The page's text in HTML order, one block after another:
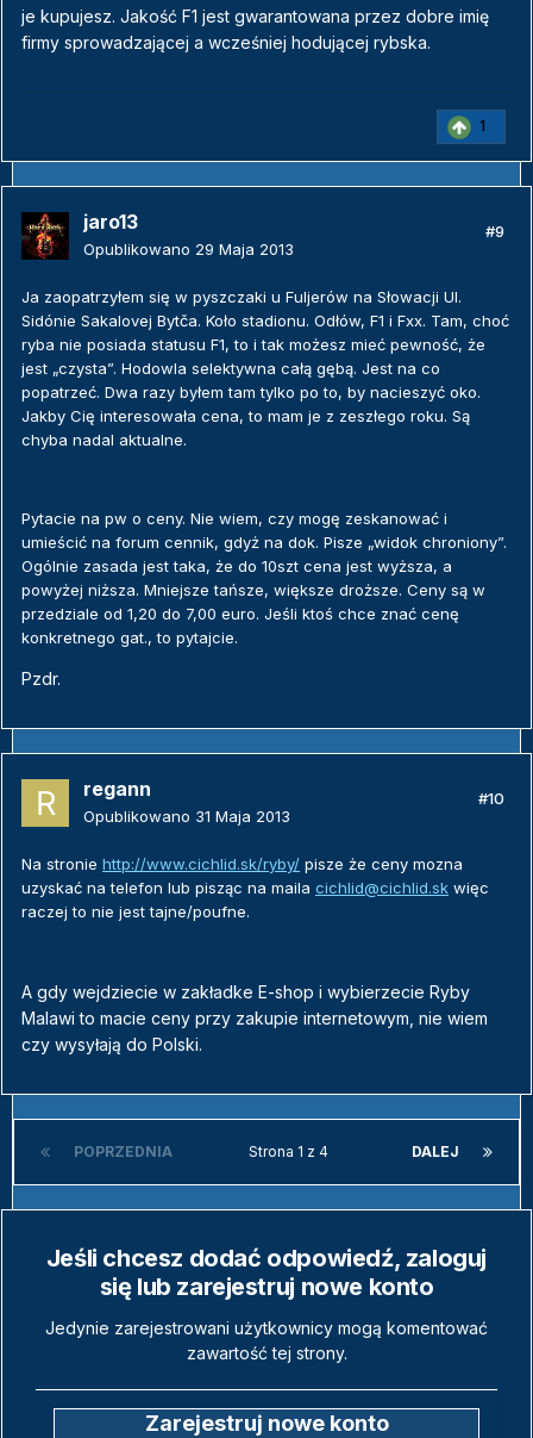
je kupujesz. Jakość F1 jest gwarantowana przez dobre imię
firmy sprowadzającej a wcześniej hodującej rybska.
1
jaro13
Opublikowano 29 Maja 2013
#9
Ja zaopatrzyłem się w pyszczaki u Fuljerów na Słowacji Ul.
Sidónie Sakalovej Bytča. Koło stadionu. Odłów, F1 i Fxx. Tam, choć
ryba nie posiada statusu F1, to i tak możesz mieć pewność, że
jest „czysta”. Hodowla selektywna całą gębą. Jest na co
popatrzeć. Dwa razy byłem tam tylko po to, by nacieszyć oko.
Jakby Cię interesowała cena, to mam je z zeszłego roku. Są
chyba nadal aktualne.
Pytacie na pw o ceny. Nie wiem, czy mogę zeskanować i
umieścić na forum cennik, gdyż na dok. Pisze „widok chroniony”.
Ogólnie zasada jest taka, że do 10szt cena jest wyższa, a
powyżej niższa. Mniejsze tańsze, większe droższe. Ceny są w
przedziale od 1,20 do 7,00 euro. Jeśli ktoś chce znać cenę
konkretnego gat., to pytajcie.
Pzdr.
regann
Opublikowano 31 Maja 2013
#10
Na stronie http://www.cichlid.sk/ryby/ pisze że ceny mozna
uzyskać na telefon lub pisząc na maila cichlid@cichlid.sk więc
raczej to nie jest tajne/poufne.
A gdy wejdziecie w zakładke E-shop i wybierzecie Ryby
Malawi to macie ceny przy zakupie internetowym, nie wiem
czy wysyłają do Polski.
POPRZEDNIA DALEJ
Strona 1 z 4
Jeśli chcesz dodać odpowiedź, zaloguj
się lub zarejestruj nowe konto
Jedynie zarejestrowani użytkownicy mogą komentować
zawartość tej strony.
Zarejestruj nowe konto